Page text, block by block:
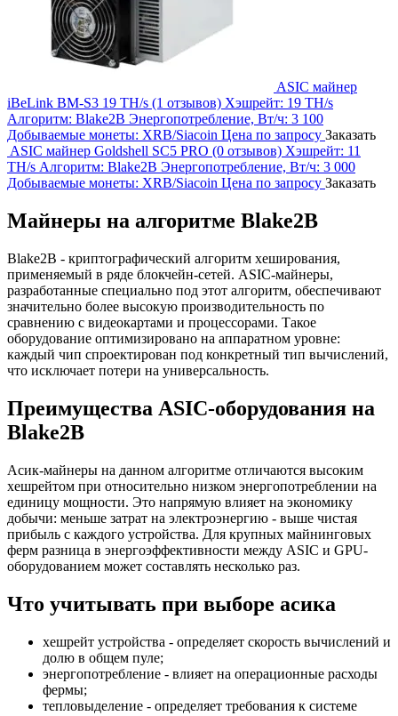
ASIC майнер
iBeLink BM-S3 19 TH/s (1 отзывов) Хэшрейт: 19 TH/s
Алгоритм: Blake2B Энергопотребление, Вт/ч: 3 100
Добываемые монеты: XRB/Siacoin Цена по запросу Заказать
ASIC майнер Goldshell SC5 PRO (0 отзывов) Хэшрейт: 11
TH/s Алгоритм: Blake2B Энергопотребление, Вт/ч: 3 000
Добываемые монеты: XRB/Siacoin Цена по запросу Заказать
Майнеры на алгоритме Blake2B
Blake2B - криптографический алгоритм хеширования,
применяемый в ряде блокчейн-сетей. ASIC-майнеры,
разработанные специально под этот алгоритм, обеспечивают
значительно более высокую производительность по
сравнению с видеокартами и процессорами. Такое
оборудование оптимизировано на аппаратном уровне:
каждый чип спроектирован под конкретный тип вычислений,
что исключает потери на универсальность.
Преимущества ASIC-оборудования на
Blake2B
Асик-майнеры на данном алгоритме отличаются высоким
хешрейтом при относительно низком энергопотреблении на
единицу мощности. Это напрямую влияет на экономику
добычи: меньше затрат на электроэнергию - выше чистая
прибыль с каждого устройства. Для крупных майнинговых
ферм разница в энергоэффективности между ASIC и GPU-
оборудованием может составлять несколько раз.
Что учитывать при выборе асика
хешрейт устройства - определяет скорость вычислений и
долю в общем пуле;
энергопотребление - влияет на операционные расходы
фермы;
тепловыделение - определяет требования к системе